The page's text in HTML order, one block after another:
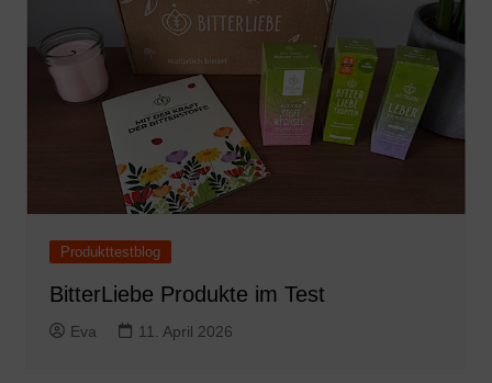
Produkttestblog
BitterLiebe Produkte im Test
Eva 11. April 2026